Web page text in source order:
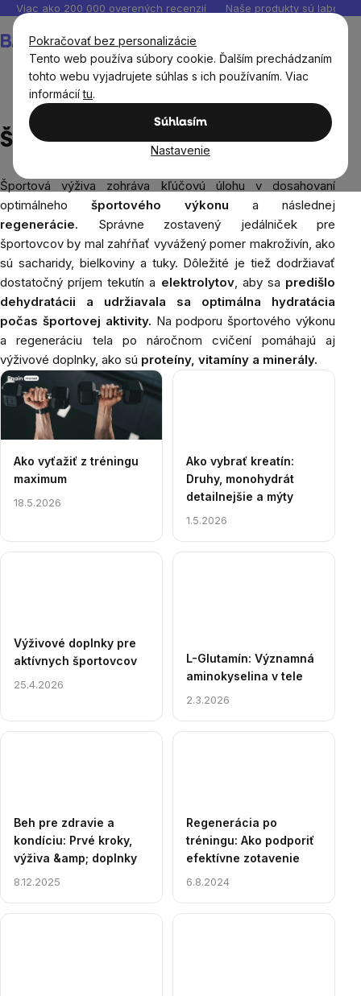
Pokračovať bez personalizácie
Tento web používa súbory cookie. Ďalším prechádzaním
tohto webu vyjadrujete súhlas s ich používaním. Viac
informáciítu.
Súhlasím
Nastavenie
Prejsť
obsah
Viac ako 200 000 overených recenzií Naše produkty sú
košík
Športová výživa
Športová výživa
Športová výživa zohráva kľúčovú úlohu v dosahovaní
optimálneho športového výkonu a následnej
regenerácie. Správne zostavený jedálniček pre
športovcov by mal zahŕňať vyvážený pomer makroživín, ako
sú sacharidy, bielkoviny a tuky. Dôležité je tiež dodržiavať
dostatočný príjem tekutín a elektrolytov, aby sa predišlo
dehydratácii a udržiavala sa optimálna hydratácia
počas športovej aktivity. Na podporu športového výkonu
a regeneráciu tela po náročnom cvičení pomáhajú aj
výživové doplnky, ako sú proteíny, vitamíny a minerály.
Výpis
článkov
Ako vyťažiť z tréningu
maximum
18.5.2026
Ako vybrať kreatín:
Druhy, monohydrát
detailnejšie a mýty
1.5.2026
Výživové doplnky pre
aktívnych športovcov
25.4.2026
L-Glutamín: Významná
aminokyselina v tele
2.3.2026
Beh pre zdravie a
kondíciu: Prvé kroky,
výživa &amp; doplnky
8.12.2025
Regenerácia po
tréningu: Ako podporiť
efektívne zotavenie
6.8.2024